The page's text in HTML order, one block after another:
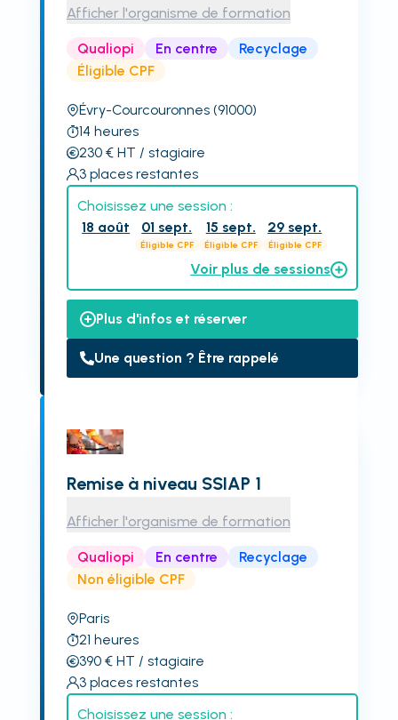
Afficher l'organisme de formation
Qualiopi En centre
Recyclage
Éligible CPF
Évry-Courcouronnes (91000)
14 heures
230€ HT / stagiaire
3 places restantes
Choisissez une session :
18 août
01 sept.
Éligible CPF
15 sept.
Éligible CPF
29 sept.
Éligible CPF
Voir plus de sessions
Plus d'infos et réserver
Une question ? Être rappelé
Remise à niveau SSIAP 1
Afficher l'organisme de formation
Qualiopi En centre
Recyclage
Non éligible CPF
Paris
21 heures
390€ HT / stagiaire
3 places restantes
Choisissez une session :